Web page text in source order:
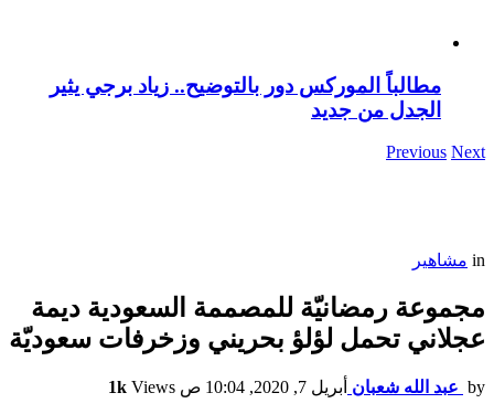
مطالباً الموركس دور بالتوضيح.. زياد برجي يثير
الجدل من جديد
Previous Next
in مشاهير
مجموعة رمضانيّة للمصممة السعودية ديمة
عجلاني تحمل لؤلؤ بحريني وزخرفات سعوديّة
by عبد الله شعبان أبريل 7, 2020, 10:04 ص 1k Views